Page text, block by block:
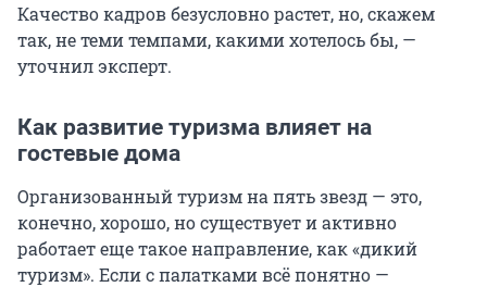
Качество кадров безусловно растет, но, скажем
так, не теми темпами, какими хотелось бы, —
уточнил эксперт.
Как развитие туризма влияет на
гостевые дома
Организованный туризм на пять звезд — это,
конечно, хорошо, но существует и активно
работает еще такое направление, как «дикий
туризм». Если с палатками всё понятно —